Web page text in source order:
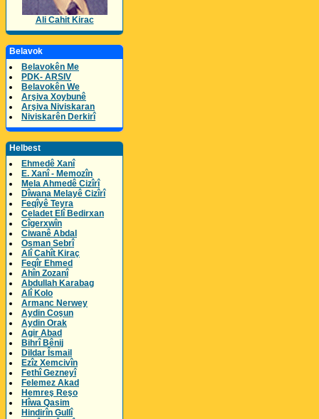
Ali Cahit Kirac
Belavok
Belavokên Me
PDK- ARSIV
Belavokên We
Arşiva Xoybunê
Arşiva Niviskaran
Niviskarên Derkirî
Helbest
Ehmedê Xanî
E. Xanî - Memozîn
Mela Ahmedê Cizîrî
Dîwana Melayê Cizîrî
Feqîyê Teyra
Celadet Elî Bedirxan
Cîgerxwîn
Ciwanê Abdal
Osman Sebrî
Alî Cahît Kiraç
Feqîr Ehmed
Ahîn Zozanî
Abdullah Karabag
Alî Kolo
Armanc Nerwey
Aydin Coşun
Aydin Orak
Agir Abad
Bihrî Bênij
Dildar Îsmail
Ezîz Xemcivîn
Fethî Gezneyî
Felemez Akad
Hemreş Reşo
Hîwa Qasim
Hindirîn Gullî